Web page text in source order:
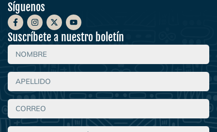
Síguenos
Suscríbete a nuestro boletín